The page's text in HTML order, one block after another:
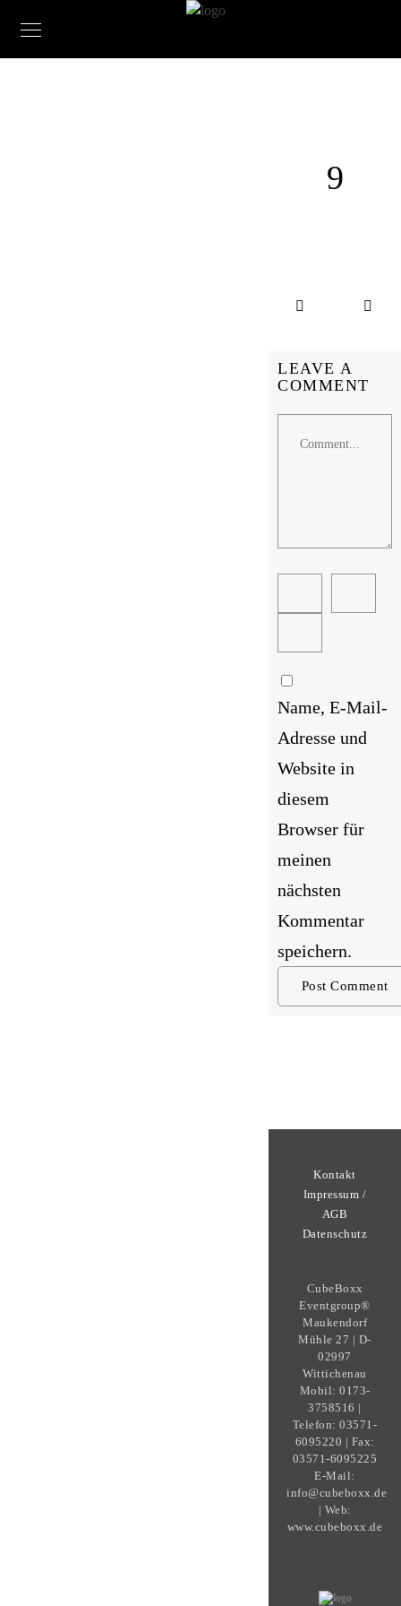
9
LEAVE A
COMMENT
Name, E-Mail-
Adresse und
Website in
diesem
Browser für
meinen
nächsten
Kommentar
speichern.
Kontakt
Impressum /
AGB
Datenschutz
CubeBoxx
Eventgroup®
Maukendorf
Mühle 27 | D-
02997
Wittichenau
Mobil: 0173-
3758516 |
Telefon: 03571-
6095220 | Fax:
03571-6095225
E-Mail:
info@cubeboxx.de
| Web:
www.cubeboxx.de